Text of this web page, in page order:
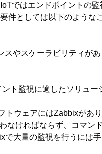
ではエンドポイントの監
件としては以下のような
スやスケーラビリティがあ
ト監視に適したソリュー
ウェアにはZabbixがあ
なければならず、コマン
大量の監視を行うには